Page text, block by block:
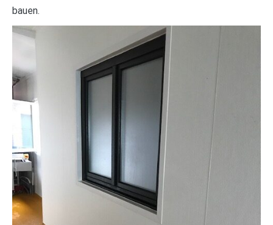
bauen.